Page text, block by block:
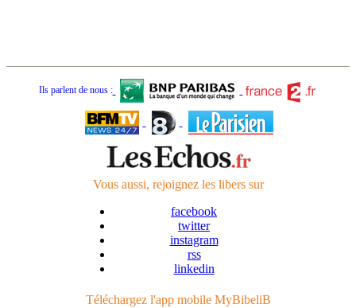
Ils parlent de nous :
Vous aussi, rejoignez les liberssur
facebook
twitter
instagram
rss
linkedin
Téléchargez l'app mobile MyBibeliB